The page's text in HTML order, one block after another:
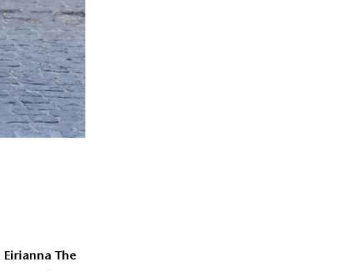
Eirianna The